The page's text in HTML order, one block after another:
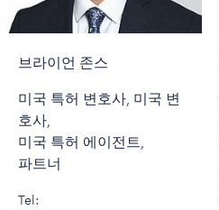
브라이언 존스
미국 특허 변호사, 미국 변
호사,
미국 특허 에이전트,
파트너
Tel: